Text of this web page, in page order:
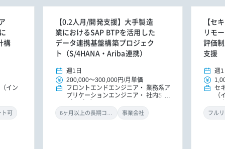
構
イン
ト可
【0.2人月/開発支援】大手製造
業におけるSAP BTPを活用した
データ連携基盤構築プロジェク
ト（S/4HANA・Ariba連携）
週1日
200,000～300,000円/月単価
フロントエンドエンジニア
業務系ア
プリケーションエンジニア
社内SE
事業会社
【セ
リモ
評価
支援
週1
セ
（
ン
フル